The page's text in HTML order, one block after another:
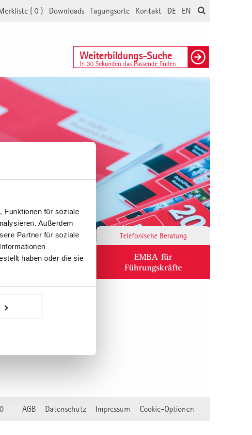
Funktionen für soziale
Außerdem
Partner für soziale
haben oder die sie
EN
DE
Kontakt
Tagungsorte
Downloads
(0 )
Weiterbildungs-Suche
In 30 Sekunden das Passende finden
Corporate Responsibility Telefonische Beratung
EMBA für
Führungskräfte
AGB Datenschutz Impressum Cookie-Optionen